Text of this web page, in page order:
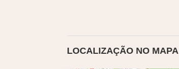
LOCALIZAÇÃO NO MAPA